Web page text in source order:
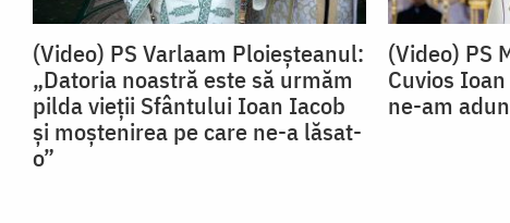
(Video) PS Varlaam Ploieșteanul:
„Datoria noastră este să urmăm
pilda vieții Sfântului Ioan Iacob
și moștenirea pe care ne-a lăsat-
o”
(Video) PS
Cuvios
ne-am